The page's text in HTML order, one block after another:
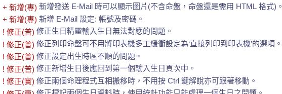
+ 新增(專) 新增發送 E-Mail 時可以顯示圖片(不含命盤，命盤還是需用 HTML 格式)。
+ 新增(專) 新增 E-Mail 設定: 帳號及密碼。
! 修正(普) 修正生日精靈輸入生日無法對應的問題。
! 修正(普) 修正列印命盤可不用將印表機多工緩衝設定為‘直接列印到印表機’的選項。
! 修正(普) 修正設定出生時區不順的問題。
! 修正(普) 修正新增生日後應回到第一個輸入生日頁次中。
! 修正(實) 修正兩個命理程式互相搬移時，不用按 Ctrl 鍵解說亦可跟著移動。